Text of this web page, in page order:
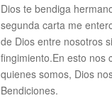
Dios te bendiga
segunda carta me
de Dios entre nosotros
fingimiento.En esto nos
quienes somos, Dios
Bendiciones.